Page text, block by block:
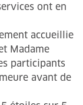
ont en
accueillie
Madame
participants
avant de